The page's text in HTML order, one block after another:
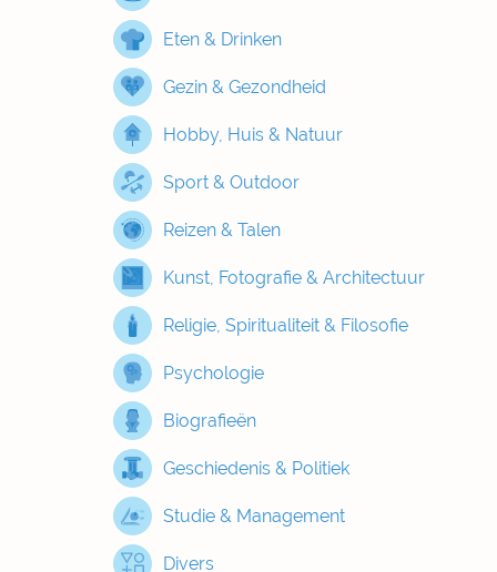
Eten & Drinken
Gezin & Gezondheid
Hobby, Huis & Natuur
Sport & Outdoor
Reizen & Talen
Kunst, Fotografie & Architectuur
Religie, Spiritualiteit & Filosofie
Psychologie
Biografieën
Geschiedenis & Politiek
Studie & Management
Divers